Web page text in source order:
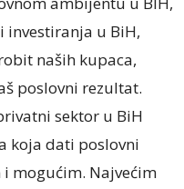
investiranja u BiH,
naših kupaca,
poslovni rezultat.
sektor u BiH
koja dati poslovni
mogućim. Najvećim